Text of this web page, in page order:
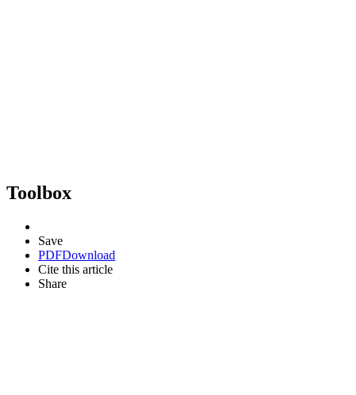
Toolbox
Save
PDFDownload
Cite this article
Share